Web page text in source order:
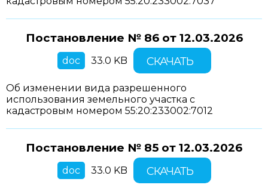
Постановление № 86 от 12.03.2026
doc 33.0 KB СКАЧАТЬ
Об изменении вида разрешенного
использования земельного участка с
кадастровым номером 55:20:233002:7012
Постановление № 85 от 12.03.2026
doc 33.0 KB СКАЧАТЬ